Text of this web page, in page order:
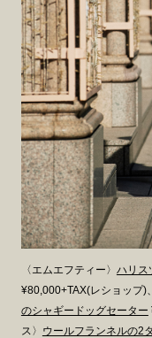
〈エムエフティー〉 ハリス
¥80,000+TAX(レショップ)、
のシャギードッグセーター
ス〉 ウールフランネルの2